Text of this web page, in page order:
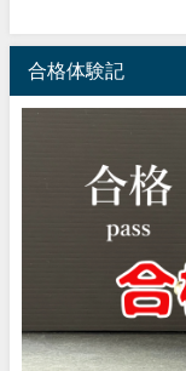
合格体験記